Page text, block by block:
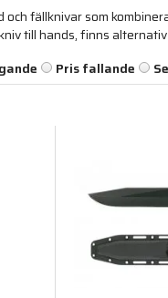
fällknivar som
till hands, finns
Pris fallande